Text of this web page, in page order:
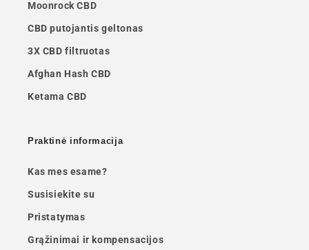
Moonrock CBD
CBD putojantis geltonas
3X CBD filtruotas
Afghan Hash CBD
Ketama CBD
Praktinė informacija
Kas mes esame?
Susisiekite su
Pristatymas
Grąžinimai ir kompensacijos